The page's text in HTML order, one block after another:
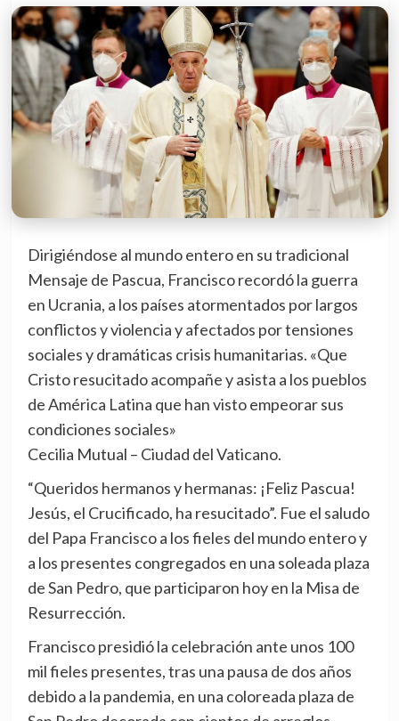
Dirigiéndose al mundo entero en su tradicional
Mensaje de Pascua, Francisco recordó la guerra
en Ucrania, a los países atormentados por largos
conflictos y violencia y afectados por tensiones
sociales y dramáticas crisis humanitarias. «Que
Cristo resucitado acompañe y asista a los pueblos
de América Latina que han visto empeorar sus
condiciones sociales»
Cecilia Mutual – Ciudad del Vaticano.
“Queridos hermanos y hermanas: ¡Feliz Pascua!
Jesús, el Crucificado, ha resucitado”. Fue el saludo
del Papa Francisco a los fieles del mundo entero y
a los presentes congregados en una soleada plaza
de San Pedro, que participaron hoy en la Misa de
Resurrección.
Francisco presidió la celebración ante unos 100
mil fieles presentes, tras una pausa de dos años
debido a la pandemia, en una coloreada plaza de